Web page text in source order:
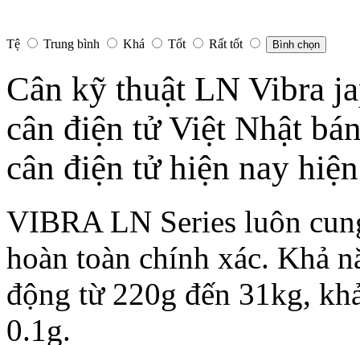
Tệ Trung bình Khá Tốt Rất tốt Bình chọn
Cân kỹ thuật LN Vibra
cân điện tử Việt Nhật
cân điện tử hiện nay
VIBRA LN Series luôn
hoàn toàn chính xác. Khả
động từ 220g đến 31kg,
0.1g.